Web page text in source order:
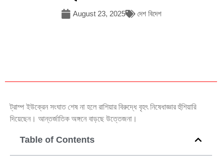
August 23, 2025 দেশ বিদেশ
ট্রাম্প ইউক্রেন সংঘাত শেষ না হলে রাশিয়ার বিরুদ্ধে বৃহৎ নিষেধাজ্ঞার হুঁশিয়ারি
দিয়েছেন। আন্তর্জাতিক অঙ্গনে বাড়ছে উত্তেজনা।
Table of Contents